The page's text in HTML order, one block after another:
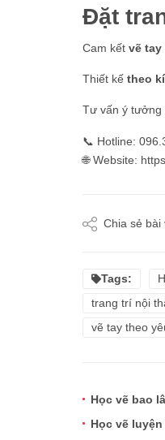
Đặt
Cam kết vẽ tay
Thiết kế theo
Tư vấn ý tưởng
📞 Hotline:
🌐 Website:
Chia sẻ bài
Tags:
trang trí nội
vẽ tay theo
Học vẽ bao
Học vẽ